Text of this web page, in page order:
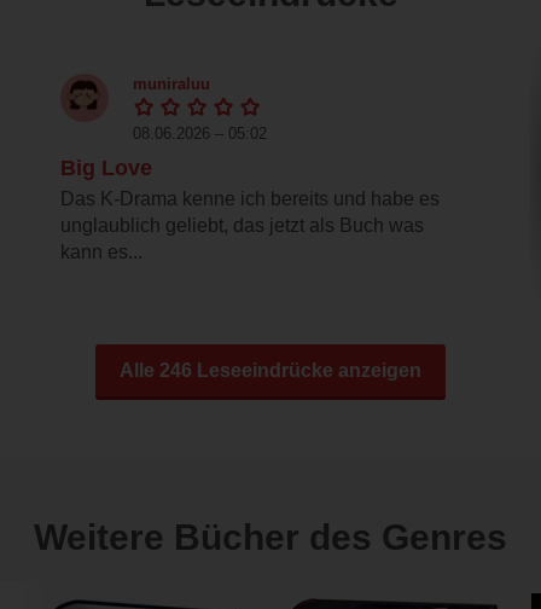
muniraluu
08.06.2026 – 05:02
Big Love
Das K-Drama kenne ich bereits und habe es
unglaublich geliebt, das jetzt als Buch was
kann es...
Alle 246 Leseeindrücke anzeigen
Weitere Bücher des Genres